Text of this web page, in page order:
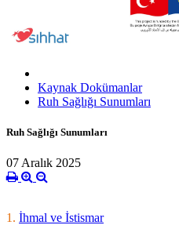
Kaynak Dokümanlar
Ruh Sağlığı Sunumları
Ruh Sağlığı Sunumları
07 Aralık 2025
1. İhmal ve İstismar